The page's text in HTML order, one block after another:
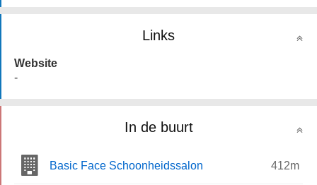
Links
Website
-
In de buurt
Basic Face Schoonheidssalon 412m